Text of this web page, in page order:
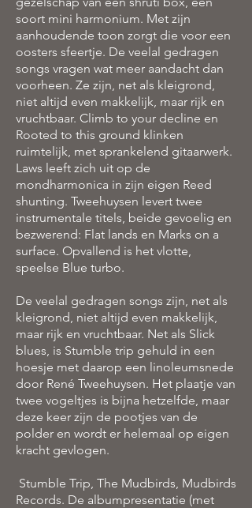
soort mini harmonium. Met zijn
aanhoudende toon zorgt die voor een
oosters sfeertje. De veelal gedragen
songs vragen wat meer aandacht dan
voorheen. Ze zijn, net als kleigrond,
niet altijd even makkelijk, maar rijk en
vruchtbaar. Climb to your decline en
Rooted to this ground klinken
ruimtelijk, met sprankelend gitaarwerk.
Laws leeft zich uit op de
mondharmonica in zijn eigen Reed
shunting. Tweehuysen levert twee
instrumentale titels, beide gevoelig en
bezwerend: Flat lands en Marks on a
surface. Opvallend is het vlotte,
speelse Blue turbo.
De veelal gedragen songs zijn, net als
kleigrond, niet altijd even makkelijk,
maar rijk en vruchtbaar. Net als Slick
blues, is Stumble trip gehuld in een
hoesje met daarop een linoleumsnede
door René Tweehuysen. Het plaatje van
twee vogeltjes is bijna hetzelfde, maar
deze keer zijn de pootjes van de
polder en wordt er helemaal op eigen
kracht gevlogen.
Stumble Trip, The Mudbirds, Mudbirds
Records. De albumpresentatie (met